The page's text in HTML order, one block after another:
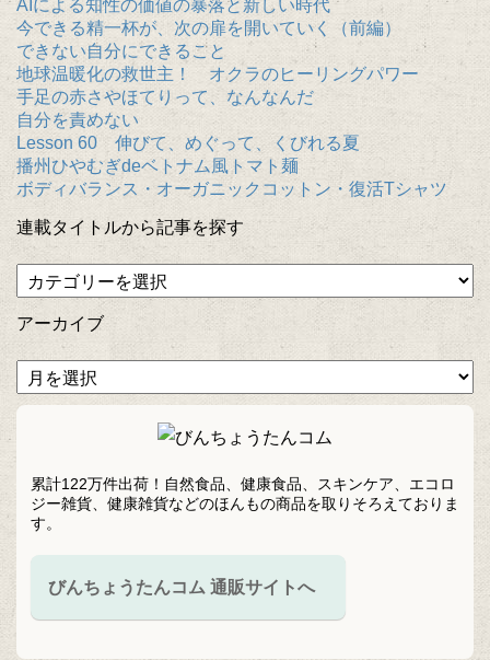
AIによる知性の価値の暴落と新しい時代
今できる精一杯が、次の扉を開いていく（前編）
できない自分にできること
地球温暖化の救世主！ オクラのヒーリングパワー
手足の赤さやほてりって、なんなんだ
自分を責めない
Lesson 60 伸びて、めぐって、くびれる夏
播州ひやむぎdeベトナム風トマト麺
ボディバランス・オーガニックコットン・復活Tシャツ
連載タイトルから記事を探す
アーカイブ
累計122万件出荷！自然食品、健康食品、スキンケア、エコロ
ジー雑貨、健康雑貨などのほんもの商品を取りそろえておりま
す。
びんちょうたんコム 通販サイトへ